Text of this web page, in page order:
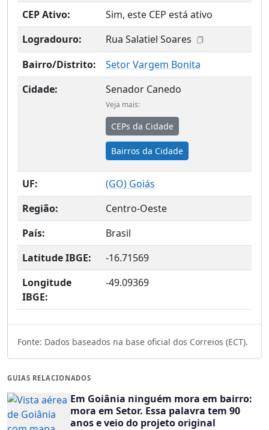
CEP Ativo:
Sim, este CEP está ativo
Logradouro:
Rua Salatiel Soares
Bairro/Distrito:
Setor Vargem Bonita
Cidade:
Senador Canedo
Veja mais:
CEPs da Cidade
Bairros da Cidade
UF: (GO) Goiás
Região:
Centro-Oeste
País:
Brasil
Latitude IBGE:
-16.71569
Longitude
IBGE:
-49.09369
Fonte: Dados baseados na base oficial dos Correios (ECT).
GUIAS RELACIONADOS
Em Goiânia ninguém mora em bairro:
mora em Setor. Essa palavra tem 90
anos e veio do projeto original